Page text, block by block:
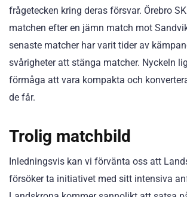
frågetecken kring deras försvar. Örebro
matchen efter en jämn match mot
senaste matcher har varit tider av
svårigheter att stänga matcher. Nyckeln
förmåga att vara kompakta och
de får.
Trolig matchbild
Inledningsvis kan vi förvänta oss att
försöker ta initiativet med sitt intensiva